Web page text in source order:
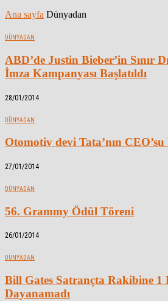
Ana sayfa Dünyadan
DÜNYADAN
ABD’de Justin Bieber’in Sınır
İmza Kampanyası Başlatıldı
28/01/2014
DÜNYADAN
Otomotiv devi Tata’nın
27/01/2014
DÜNYADAN
56. Grammy Ödül Töreni
26/01/2014
DÜNYADAN
Bill Gates Satrançta Rakibine 1
Dayanamadı